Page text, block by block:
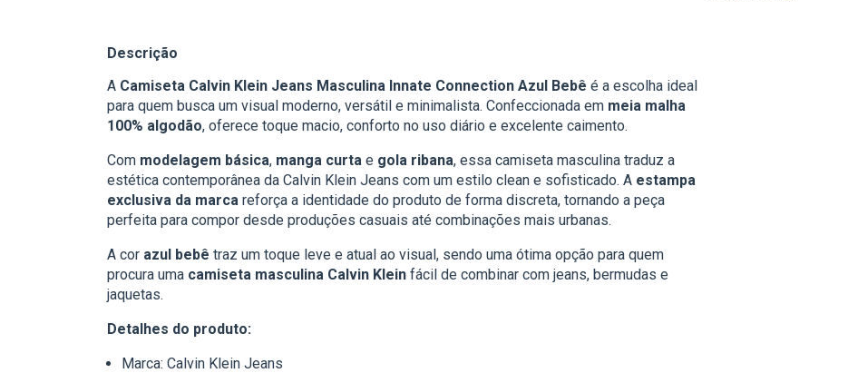
Descrição
A Camiseta Calvin Klein Jeans Masculina Innate Connection Azul Bebê é a escolha ideal
para quem busca um visual moderno, versátil e minimalista. Confeccionada em meia malha
100% algodão, oferece toque macio, conforto no uso diário e excelente caimento.
Com modelagem básica, manga curta e gola ribana, essa camiseta masculina traduz a
estética contemporânea da Calvin Klein Jeans com um estilo clean e sofisticado. A estampa
exclusiva da marca reforça a identidade do produto de forma discreta, tornando a peça
perfeita para compor desde produções casuais até combinações mais urbanas.
A cor azul bebê traz um toque leve e atual ao visual, sendo uma ótima opção para quem
procura uma camiseta masculina Calvin Klein fácil de combinar com jeans, bermudas e
jaquetas.
Detalhes do produto:
Marca: Calvin Klein Jeans